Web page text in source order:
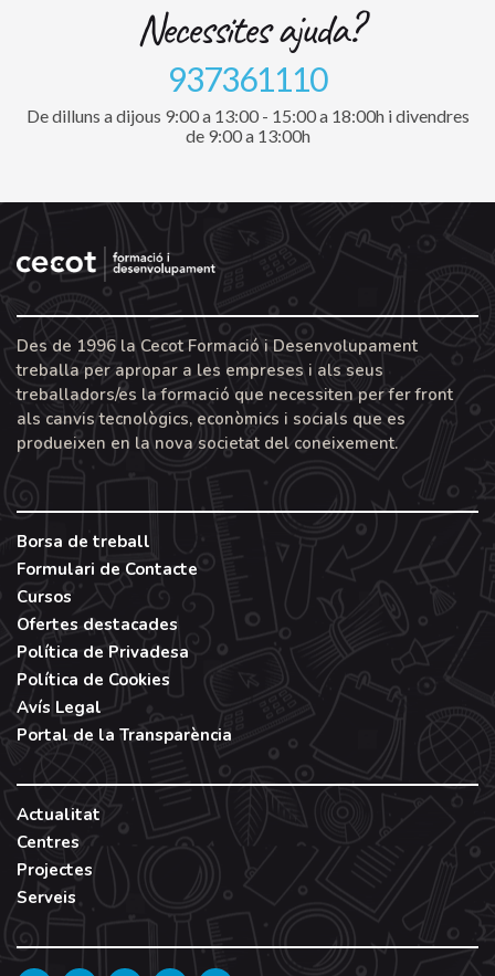
Necessites ajuda?
937361110
De dilluns a dijous 9:00 a 13:00 - 15:00 a 18:00h i divendres
de 9:00 a 13:00h
Des de 1996 la Cecot Formació i Desenvolupament
treballa per apropar a les empreses i als seus
treballadors/es la formació que necessiten per fer front
als canvis tecnològics, econòmics i socials que es
produeixen en la nova societat del coneixement.
Borsa de treball
Formulari de Contacte
Cursos
Ofertes destacades
Política de Privadesa
Política de Cookies
Avís Legal
Portal de la Transparència
Actualitat
Centres
Projectes
Serveis